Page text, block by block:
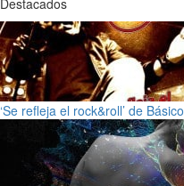
Destacados
‘Se refleja el rock&roll’ de